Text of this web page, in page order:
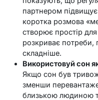
партнером підвищує
коротка розмова
створює простір
розкриває потреби,
складніше.
Використовуй сон
Якщо сон був
зменши
близькою людиною